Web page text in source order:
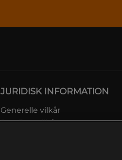
JURIDISK INFORMATION
Generelle vilkår
Betalingsvilkår